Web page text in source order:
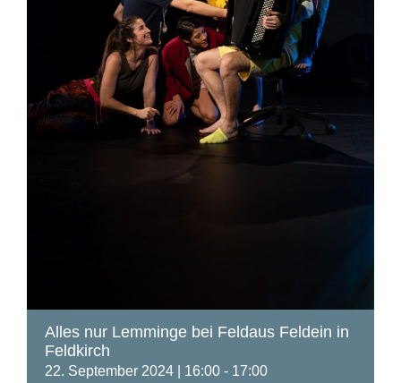
Alles nur Lemminge bei Feldaus Feldein in
Feldkirch
22. September 2024 | 16:00 - 17:00